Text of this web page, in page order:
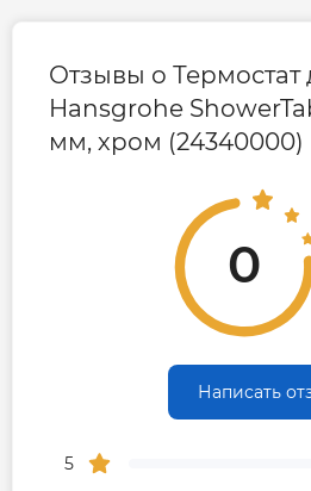
Отзывы о Термостат
Hansgrohe
мм, хром (24340000)
0
Написать
5